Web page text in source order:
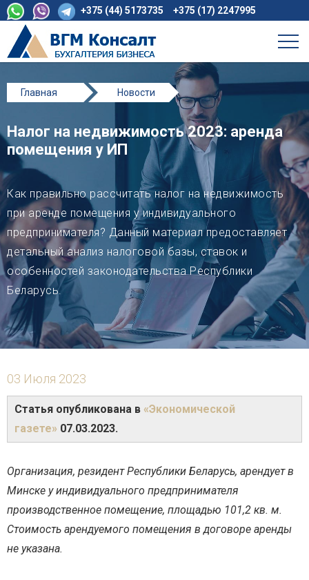
+375 (44) 5173735 +375 (17) 2247995
Главная
Новости
Налог на недвижимость 2023: аренда помещения у
ИП
Налог на недвижимость 2023: аренда
помещения у ИП
Как правильно рассчитать налог на недвижимость
при аренде помещения у индивидуального
предпринимателя? Данный материал предоставляет
детальный анализ налоговой базы, ставок и
особенностей законодательства Республики
Беларусь.
03 Июля 2023
Статья опубликована в «Экономической
газете» 07.03.2023.
Организация, резидент Республики Беларусь, арендует в
Минске у индивидуального предпринимателя
производственное помещение, площадью 101,2 кв. м.
Стоимость арендуемого помещения в договоре аренды
не указана.